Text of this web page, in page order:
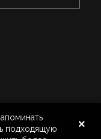
Новгород
подходящую
×